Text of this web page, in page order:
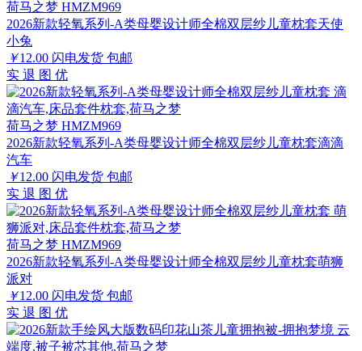
荷马之梦 HMZM969
2026新款轻氧系列-A类母婴设计师全棉双层纱儿童枕套天使
小兔
￥12.00 闪电发货 包邮
实 退 图 优
荷马之梦 HMZM969
2026新款轻氧系列-A类母婴设计师全棉双层纱儿童枕套滴滴
汽车
￥12.00 闪电发货 包邮
实 退 图 优
荷马之梦 HMZM969
2026新款轻氧系列-A类母婴设计师全棉双层纱儿童枕套萌狮
派对
￥12.00 闪电发货 包邮
实 退 图 优